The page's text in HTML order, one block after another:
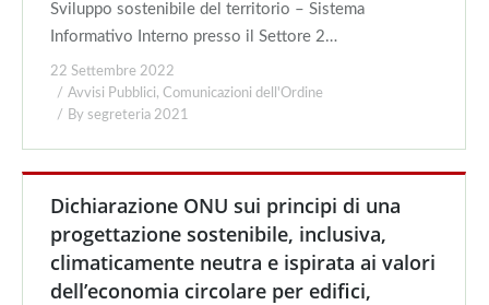
Sviluppo sostenibile del territorio – Sistema
Informativo Interno presso il Settore 2…
22 Settembre 2022
Avvisi Pubblici, Comunicazioni dell'Ordine
By segreteria 2021
Dichiarazione ONU sui principi di una
progettazione sostenibile, inclusiva,
climaticamente neutra e ispirata ai valori
dell’economia circolare per edifici,